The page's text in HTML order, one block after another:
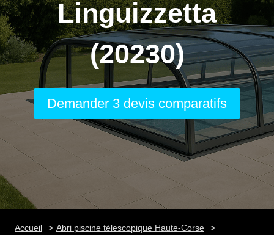
Linguizzetta
(20230)
Demander 3 devis comparatifs
Accueil
Abri piscine télescopique Haute-Corse